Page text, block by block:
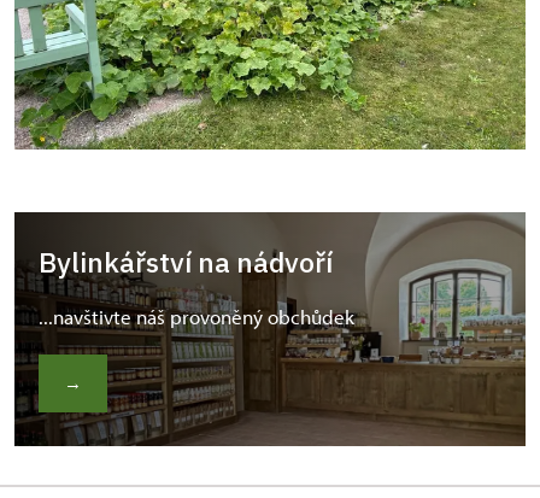
Bylinkářství na nádvoří
...navštivte náš provoněný obchůdek
→